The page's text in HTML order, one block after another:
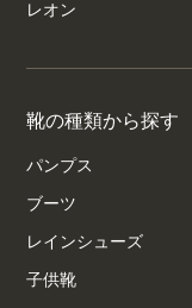
レオン
靴の種類から探す
パンプス
ブーツ
レインシューズ
子供靴